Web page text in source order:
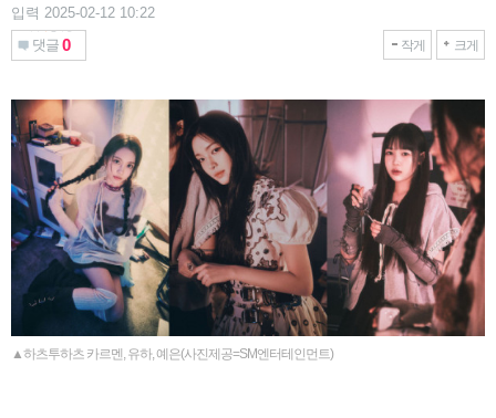
입력 2025-02-12 10:22
댓글 0 작게 크게
▲하츠투하츠 카르멘, 유하, 예은(사진제공=SM엔터테인먼트)